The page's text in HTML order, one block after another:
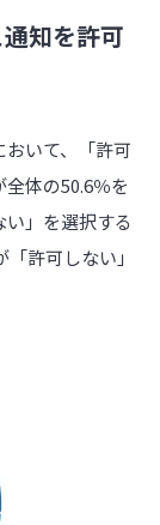
知を許可
いて、「許可
体の50.6％を
」を選択する
許可しない」